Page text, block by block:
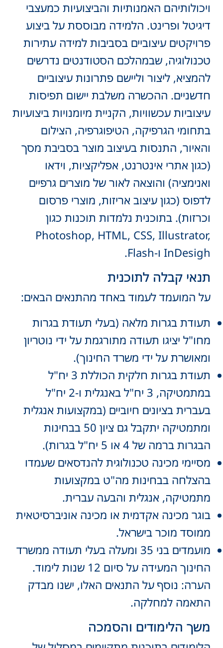
ויכולותיהם האמנותיות והביצועיות כמעצבי
דיגיטל ופרינט. הלמידה מבוססת על ביצוע
פרויקטים עיצוביים בסביבות למידה עתירות
טכנולוגיה, שבמהלכם הסטודנטים נדרשים
להמציא, ליצור וליישם פתרונות עיצוביים
חדשניים. ההכשרה משלבת יישום תפיסות
עיצוביות עכשוויות, הקניית מיומנויות ביצועיות
בתחומי הגרפיקה, הטיפוגרפיה, הצילום
והאיור, התנסות בעיצוב מוצר בסביבת מסך
(כגון אתרי אינטרנט, אפליקציות, וידאו
ואנימציה) והוצאה לאור של מוצרים גרפיים
לדפוס (כגון עיצוב אריזות, מוצרי פרסום
וכרזות). בתוכנית נלמדות תוכנות כגון
Photoshop, HTML, CSS, Illustrator,
InDesigh ו-Flash.
תנאי קבלה לתוכנית
על המועמד לעמוד באחד מהתנאים הבאים:
תעודת בגרות מלאה (בעלי תעודת בגרות
מחו"ל יציגו תעודה מתורגמת על ידי נוטריון
ומאושרת על ידי משרד החינוך).
תעודת בגרות חלקית הכוללת 3 יח"ל
במתמטיקה, 3 יח"ל באנגלית ו-2 יח"ל
בעברית בציונים חיוביים (במקצועות אנגלית
ומתמטיקה יתקבל גם ציון 50 בבחינות
הבגרות ברמה של 4 או 5 יח"ל בגרות).
מסיימי מכינה טכנולוגית להנדסאים שעמדו
בהצלחה בבחינות מה"ט במקצועות
מתמטיקה, אנגלית והבעה עברית.
בוגר מכינה אקדמית או מכינה אוניברסיטאית
ממוסד מוכר בישראל.
מועמדים בני 35 ומעלה בעלי תעודה ממשרד
החינוך המעידה על סיום 12 שנות לימוד.
הערה: נוסף על התנאים האלו, ישנו מבדק
התאמה למחלקה.
משך הלימודים והסמכה